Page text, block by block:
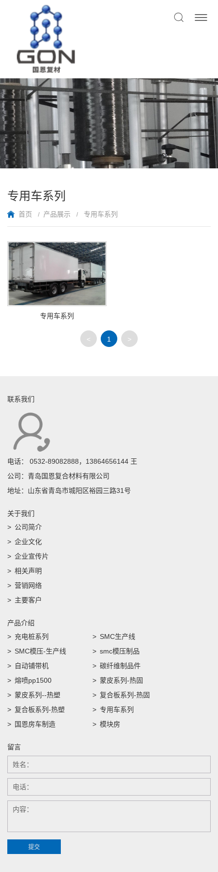
专用车系列
首页 产品展示 专用车系列
专用车系列
< 1 >
联系我们
电话： 0532-89082888，13864656144 王
公司：青岛国恩复合材料有限公司
地址：山东省青岛市城阳区裕园三路31号
关于我们
公司简介
企业文化
企业宣传片
相关声明
营销网络
主要客户
产品介绍
充电桩系列
SMC生产线
SMC模压-生产线
smc模压制品
自动铺带机
碳纤维制品件
熔喷pp1500
蒙皮系列-热固
蒙皮系列--热塑
复合板系列-热固
复合板系列-热塑
专用车系列
国恩房车制造
模块房
留言
提交